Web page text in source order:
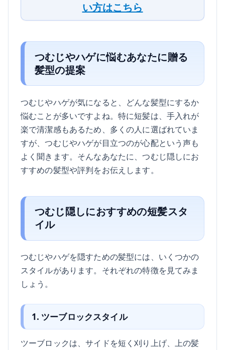
い方はこちら
つむじやハゲに悩むあなたに贈る
髪型の提案
つむじやハゲが気になると、どんな髪型にするか
悩むことが多いですよね。特に短髪は、手入れが
楽で清潔感もあるため、多くの人に選ばれていま
すが、つむじやハゲが目立つのが心配という声も
よく聞きます。そんなあなたに、つむじ隠しにお
すすめの髪型や評判をお伝えします。
つむじ隠しにおすすめの短髪スタ
イル
つむじやハゲを隠すための髪型には、いくつかの
スタイルがあります。それぞれの特徴を見てみま
しょう。
1. ツーブロックスタイル
ツーブロックは、サイドを短く刈り上げ、上の髪